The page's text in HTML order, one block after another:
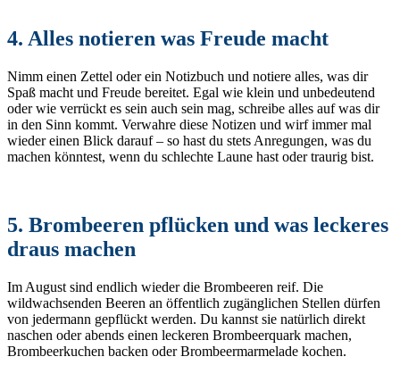
4. Alles notieren was Freude macht
Nimm einen Zettel oder ein Notizbuch und notiere alles, was dir
Spaß macht und Freude bereitet. Egal wie klein und unbedeutend
oder wie verrückt es sein auch sein mag, schreibe alles auf was dir
in den Sinn kommt. Verwahre diese Notizen und wirf immer mal
wieder einen Blick darauf – so hast du stets Anregungen, was du
machen könntest, wenn du schlechte Laune hast oder traurig bist.
5. Brombeeren pflücken und was leckeres
draus machen
Im August sind endlich wieder die Brombeeren reif. Die
wildwachsenden Beeren an öffentlich zugänglichen Stellen dürfen
von jedermann gepflückt werden. Du kannst sie natürlich direkt
naschen oder abends einen leckeren Brombeerquark machen,
Brombeerkuchen backen oder Brombeermarmelade kochen.